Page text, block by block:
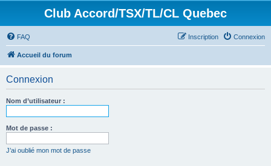
Club Accord/TSX/TL/CL Quebec
FAQ Connexion
Inscription
Accueil du forum
Connexion
Nom d’utilisateur :
Mot de passe :
J’ai oublié mon mot de passe